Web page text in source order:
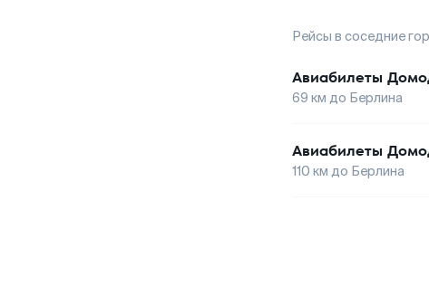
Рейсы в соседние
Авиабилеты
69 км до Берлина
Авиабилеты
110 км до Берлина